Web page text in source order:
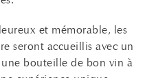
et mémorable, les
seront accueillis avec un
bouteille de bon vin à